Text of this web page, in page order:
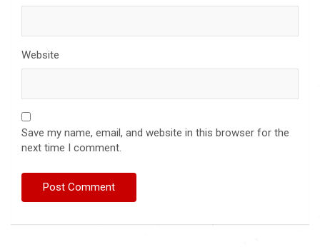
Website
Save my name, email, and website in this browser for the
next time I comment.